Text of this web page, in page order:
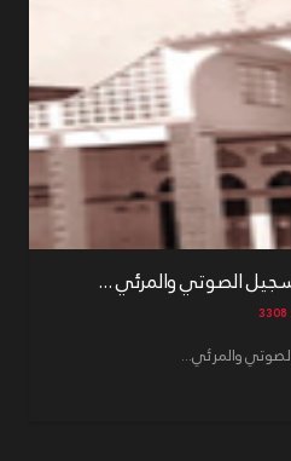
الصوتي والمرئي ...
والمرئي...